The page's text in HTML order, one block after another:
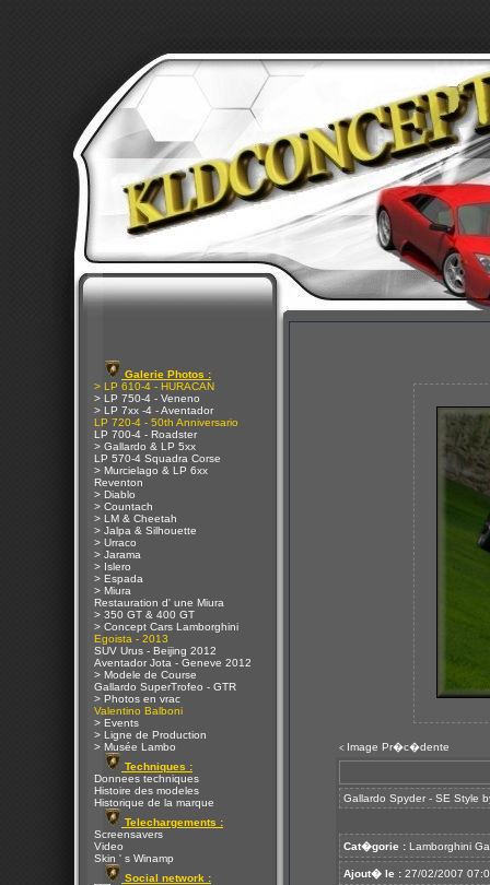
Galerie Photos :
> LP 610-4 - HURACAN
> LP 750-4 - Veneno
> LP 7xx -4 - Aventador
LP 720-4 - 50th Anniversario
LP 700-4 - Roadster
> Gallardo & LP 5xx
LP 570-4 Squadra Corse
> Murcielago & LP 6xx
Reventon
> Diablo
> Countach
> LM & Cheetah
> Jalpa & Silhouette
> Urraco
> Jarama
> Islero
> Espada
> Miura
Restauration d' une Miura
> 350 GT & 400 GT
> Concept Cars Lamborghini
Egoista - 2013
SUV Urus - Beijing 2012
Aventador Jota - Geneve 2012
> Modele de Course
Gallardo SuperTrofeo - GTR
> Photos en vrac
Valentino Balboni
> Events
> Ligne de Production
> Musée Lambo
Techniques :
Donnees techniques
Histoire des modeles
Historique de la marque
Telechargements :
Screensavers
Video
Skin ' s Winamp
Social network :
< Image Pr�c�dente
Gallardo Spyder - SE Style
Cat�gorie : Lamborghini
Ajout� le : 27/02/2007